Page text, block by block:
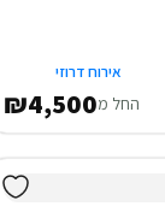
אירוח דרוזי
החל מ₪4,500